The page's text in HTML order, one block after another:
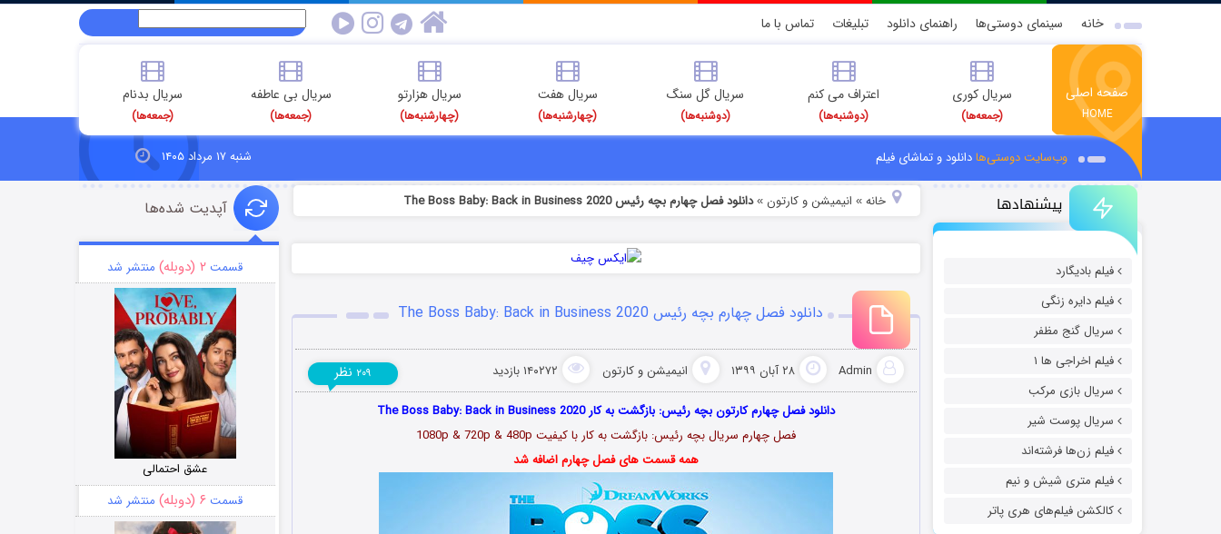
خانه سینمای دوستی‌ها راهنمای دانلود تبلیغات تماس با ما
صفحه اصلی
HOME
سریال کوری
(جمعه‌ها)
اعتراف می کنم
(دوشنبه‌ها)
سریال گل سنگ
(دوشنبه‌ها)
سریال هفت
(چهارشنبه‌ها)
سریال هزارتو
(چهارشنبه‌ها)
سریال بی عاطفه
(جمعه‌ها)
سریال بدنام
(جمعه‌ها)
وب‌سایت دوستی‌هادانلود و تماشای فیلم شنبه ۱۷ مرداد ۱۴۰۵
پیشنهادها
فیلم بادیگارد
فیلم دایره زنگی
سریال گنج مظفر
فیلم اخراجی ها ۱
سریال بازی مرکب
سریال پوست شیر
فیلم زن‌ها فرشته‌اند
فیلم متری شیش و نیم
کالکشن فیلم‌های هری پاتر
خانه» انیمیشن و کارتون »دانلود فصل چهارم بچه رئیس The Boss Baby: Back in Business 2020
دانلود فصل چهارم بچه رئیس The Boss Baby: Back in Business 2020
Admin ۲۸ آبان ۱۳۹۹ انیمیشن و کارتون ۱۴۰۲۷۲ بازدید ۲۰۹ نظر
دانلود فصل چهارم کارتون بچه رئیس: بازگشت به کار The Boss Baby: Back in Business 2020
فصل چهارم سریال بچه رئیس: بازگشت به کار با کیفیت 1080p & 720p & 480p
همه قسمت های فصل چهارم اضافه شد
آپدیت شده‌ها
قسمت ۲ (دوبله) منتشر شد
عشق احتمالی
قسمت ۶ (دوبله) منتشر شد